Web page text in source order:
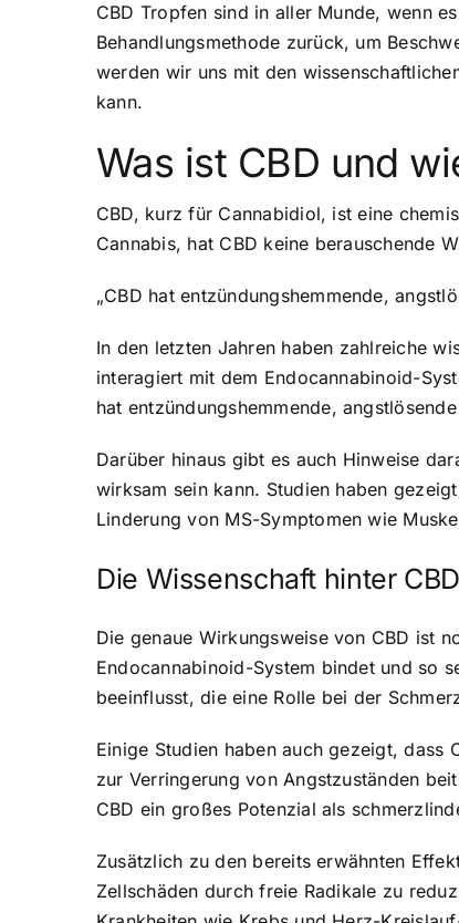
CBD Tropfen sind in aller Munde, wenn
Behandlungsmethode zurück, um
werden wir uns mit den
kann.
Was ist CBD und
CBD, kurz für Cannabidiol, ist eine
Cannabis, hat CBD keine berauschende
„CBD hat entzündungshemmende,
In den letzten Jahren haben zahlreiche
interagiert mit dem Endocannabinoid-
hat entzündungshemmende,
Darüber hinaus gibt es auch Hinweise
wirksam sein kann. Studien haben
Linderung von MS-Symptomen wie
Die Wissenschaft hinter CBD
Die genaue Wirkungsweise von CBD ist
Endocannabinoid-System bindet und so
beeinflusst, die eine Rolle bei der
Einige Studien haben auch gezeigt, dass
zur Verringerung von Angstzuständen
CBD ein großes Potenzial als
Zusätzlich zu den bereits erwähnten
Zellschäden durch freie Radikale zu